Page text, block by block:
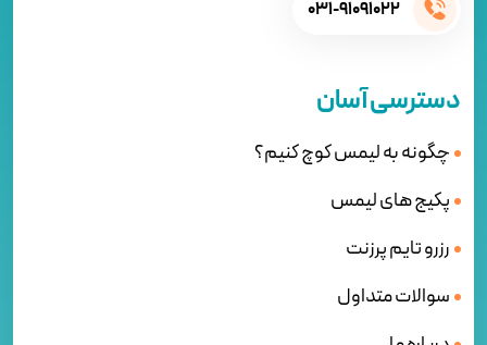
031-91091022
دسترسی آسان
چگونه به لیمس کوچ کنیم؟
پکیج های لیمس
رزرو تایم پرزنت
سوالات متداول